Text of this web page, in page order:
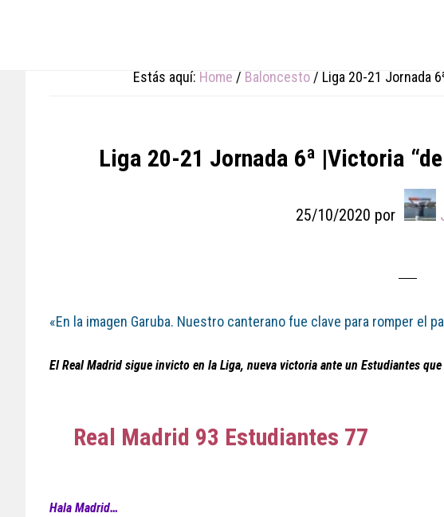
Estás aquí: Home / Baloncesto / Liga 20-21 Jornada
Liga 20-21 Jornada 6ª |Victoria
25/10/2020 por
«En la imagen Garuba. Nuestro canterano fue clave para romper el
El Real Madrid sigue invicto en la Liga, nueva victoria ante un Estudiantes
Real Madrid 93 Estudiantes 77
Hala Madrid…